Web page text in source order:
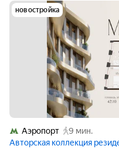
новостройка
Аэропорт
9 мин.
Авторская коллекция